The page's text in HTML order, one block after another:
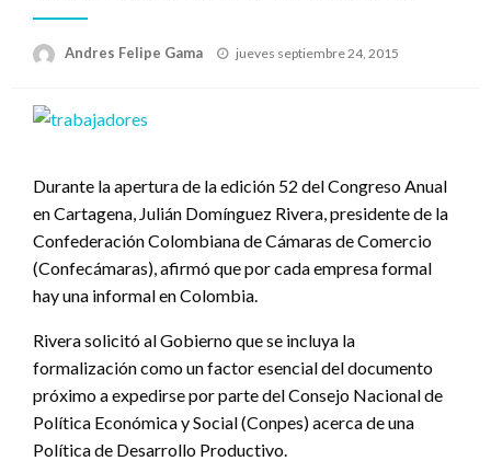
Andres Felipe Gama
Publicado
jueves septiembre 24, 2015
Durante la apertura de la edición 52 del Congreso Anual
en Cartagena, Julián Domínguez Rivera, presidente de la
Confederación Colombiana de Cámaras de Comercio
(Confecámaras), afirmó que por cada empresa formal
hay una informal en Colombia.
Rivera solicitó al Gobierno que se incluya la
formalización como un factor esencial del documento
próximo a expedirse por parte del Consejo Nacional de
Política Económica y Social (Conpes) acerca de una
Política de Desarrollo Productivo.